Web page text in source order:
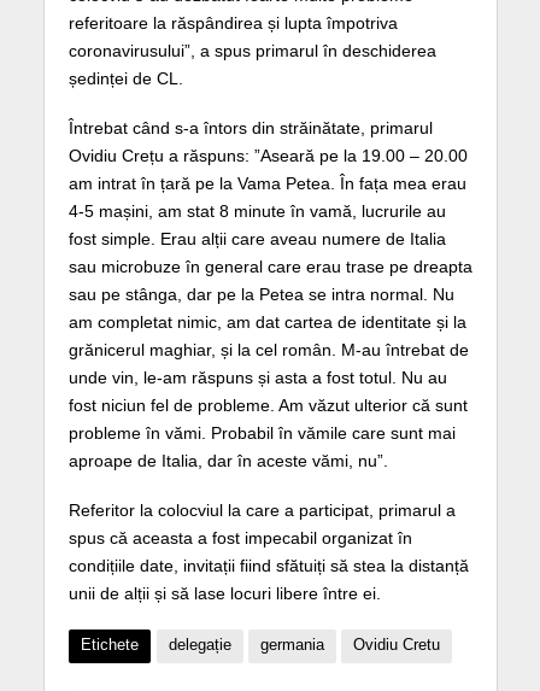
referitoare la răspândirea și lupta împotriva
coronavirusului”, a spus primarul în deschiderea
ședinței de CL.
Întrebat când s-a întors din străinătate, primarul
Ovidiu Crețu a răspuns: ”Aseară pe la 19.00 – 20.00
am intrat în țară pe la Vama Petea. În fața mea erau
4-5 mașini, am stat 8 minute în vamă, lucrurile au
fost simple. Erau alții care aveau numere de Italia
sau microbuze în general care erau trase pe dreapta
sau pe stânga, dar pe la Petea se intra normal. Nu
am completat nimic, am dat cartea de identitate și la
grănicerul maghiar, și la cel român. M-au întrebat de
unde vin, le-am răspuns și asta a fost totul. Nu au
fost niciun fel de probleme. Am văzut ulterior că sunt
probleme în vămi. Probabil în vămile care sunt mai
aproape de Italia, dar în aceste vămi, nu”.
Referitor la colocviul la care a participat, primarul a
spus că aceasta a fost impecabil organizat în
condițiile date, invitații fiind sfătuiți să stea la distanță
unii de alții și să lase locuri libere între ei.
Etichete delegație germania Ovidiu Cretu